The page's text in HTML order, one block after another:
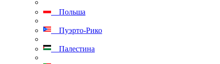
Польша
Пуэрто-Рико
Палестина